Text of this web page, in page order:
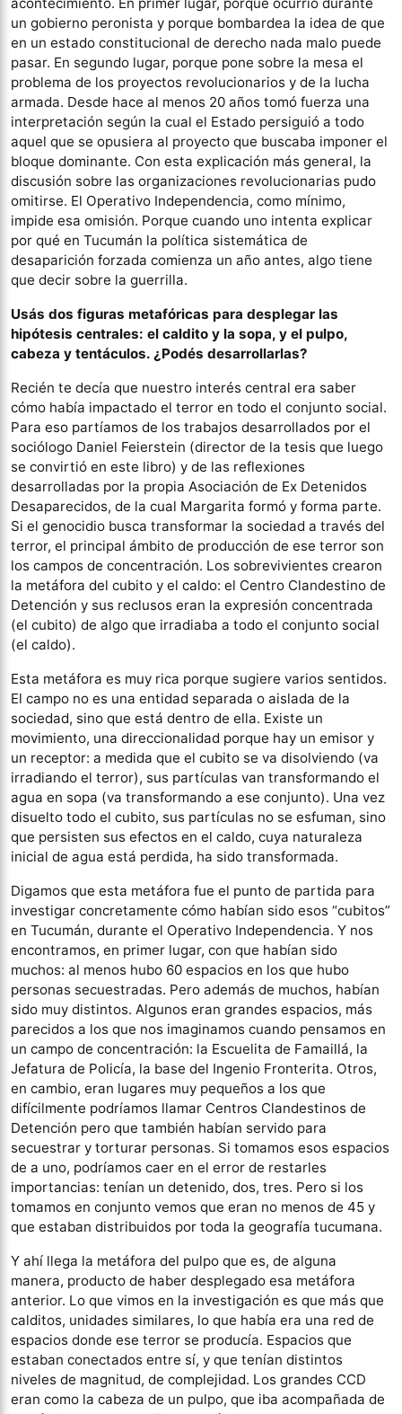
acontecimiento. En primer lugar, porque ocurrió durante
un gobierno peronista y porque bombardea la idea de que
en un estado constitucional de derecho nada malo puede
pasar. En segundo lugar, porque pone sobre la mesa el
problema de los proyectos revolucionarios y de la lucha
armada. Desde hace al menos 20 años tomó fuerza una
interpretación según la cual el Estado persiguió a todo
aquel que se opusiera al proyecto que buscaba imponer el
bloque dominante. Con esta explicación más general, la
discusión sobre las organizaciones revolucionarias pudo
omitirse. El Operativo Independencia, como mínimo,
impide esa omisión. Porque cuando uno intenta explicar
por qué en Tucumán la política sistemática de
desaparición forzada comienza un año antes, algo tiene
que decir sobre la guerrilla.
Usás dos figuras metafóricas para desplegar las
hipótesis centrales: el caldito y la sopa, y el pulpo,
cabeza y tentáculos. ¿Podés desarrollarlas?
Recién te decía que nuestro interés central era saber
cómo había impactado el terror en todo el conjunto social.
Para eso partíamos de los trabajos desarrollados por el
sociólogo Daniel Feierstein (director de la tesis que luego
se convirtió en este libro) y de las reflexiones
desarrolladas por la propia Asociación de Ex Detenidos
Desaparecidos, de la cual Margarita formó y forma parte.
Si el genocidio busca transformar la sociedad a través del
terror, el principal ámbito de producción de ese terror son
los campos de concentración. Los sobrevivientes crearon
la metáfora del cubito y el caldo: el Centro Clandestino de
Detención y sus reclusos eran la expresión concentrada
(el cubito) de algo que irradiaba a todo el conjunto social
(el caldo).
Esta metáfora es muy rica porque sugiere varios sentidos.
El campo no es una entidad separada o aislada de la
sociedad, sino que está dentro de ella. Existe un
movimiento, una direccionalidad porque hay un emisor y
un receptor: a medida que el cubito se va disolviendo (va
irradiando el terror), sus partículas van transformando el
agua en sopa (va transformando a ese conjunto). Una vez
disuelto todo el cubito, sus partículas no se esfuman, sino
que persisten sus efectos en el caldo, cuya naturaleza
inicial de agua está perdida, ha sido transformada.
Digamos que esta metáfora fue el punto de partida para
investigar concretamente cómo habían sido esos “cubitos”
en Tucumán, durante el Operativo Independencia. Y nos
encontramos, en primer lugar, con que habían sido
muchos: al menos hubo 60 espacios en los que hubo
personas secuestradas. Pero además de muchos, habían
sido muy distintos. Algunos eran grandes espacios, más
parecidos a los que nos imaginamos cuando pensamos en
un campo de concentración: la Escuelita de Famaillá, la
Jefatura de Policía, la base del Ingenio Fronterita. Otros,
en cambio, eran lugares muy pequeños a los que
difícilmente podríamos llamar Centros Clandestinos de
Detención pero que también habían servido para
secuestrar y torturar personas. Si tomamos esos espacios
de a uno, podríamos caer en el error de restarles
importancias: tenían un detenido, dos, tres. Pero si los
tomamos en conjunto vemos que eran no menos de 45 y
que estaban distribuidos por toda la geografía tucumana.
Y ahí llega la metáfora del pulpo que es, de alguna
manera, producto de haber desplegado esa metáfora
anterior. Lo que vimos en la investigación es que más que
calditos, unidades similares, lo que había era una red de
espacios donde ese terror se producía. Espacios que
estaban conectados entre sí, y que tenían distintos
niveles de magnitud, de complejidad. Los grandes CCD
eran como la cabeza de un pulpo, que iba acompañada de